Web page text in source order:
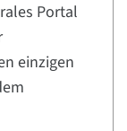
Portal
einzigen